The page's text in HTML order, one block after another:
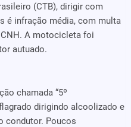
(CTB), dirigir com
é infração média, com multa
A motocicleta foi
autuado.
chamada “5º
dirigindo alcoolizado e
condutor. Poucos